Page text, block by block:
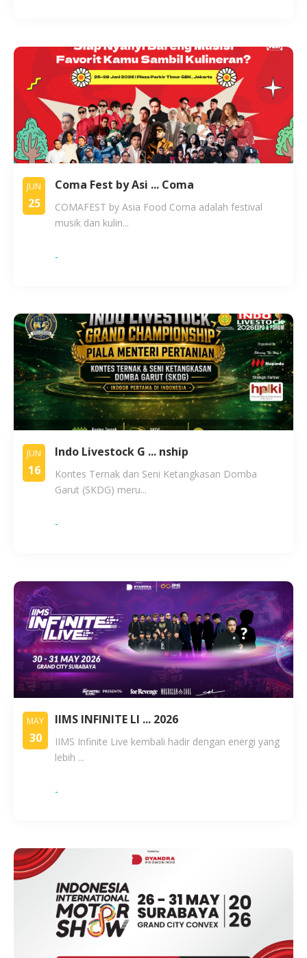
JUN
25
Coma Fest by Asi ... Coma
COMAFEST by Asia Food Coma adalah festival
musik dan kulin...
-
JUN
16
Indo Livestock G ... nship
Kontes Ternak dan Seni Ketangkasan Domba
Garut (SKDG) meru...
-
MAY
30
IIMS INFINITE LI ... 2026
IIMS Infinite Live kembali hadir dengan energi yang
lebih ...
-